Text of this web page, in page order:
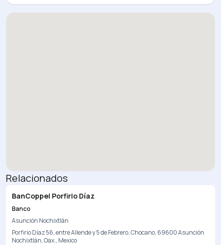
Relacionados
BanCoppel Porfirio Díaz
Banco
Asunción Nochixtlán
Porfirio Díaz 56, entre Allende y 5 de Febrero, Chocano, 69600 Asunción
Nochixtlán, Oax., Mexico